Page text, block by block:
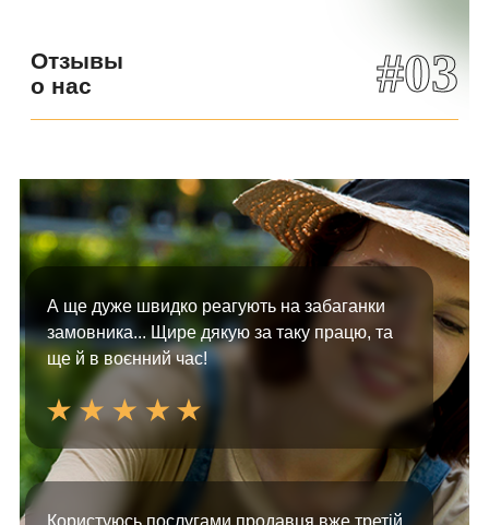
Отзывы
о нас
#03
А ще дуже швидко реагують на забаганки
замовника... Щире дякую за таку працю, та
ще й в воєнний час!
Користуюсь послугами продавця вже третій